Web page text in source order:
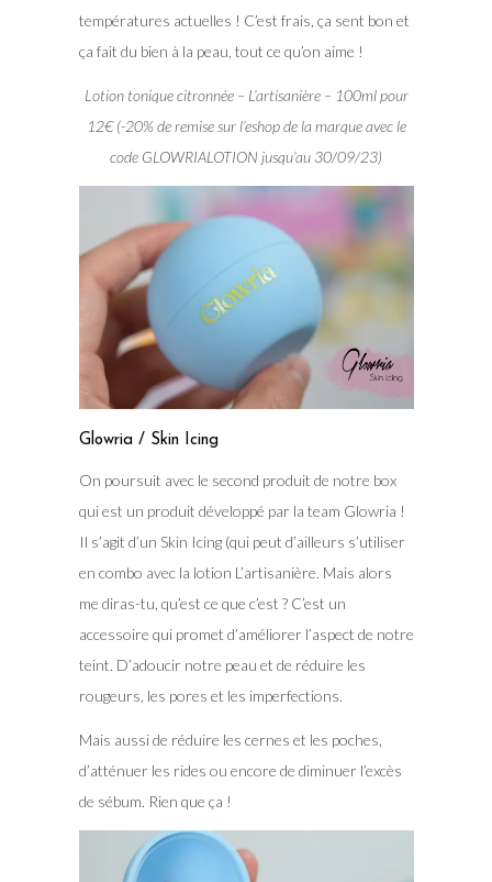
températures actuelles ! C’est frais, ça sent bon et
ça fait du bien à la peau, tout ce qu’on aime !
Lotion tonique citronnée – L’artisanière – 100ml pour
12€ (-20% de remise sur l’eshop de la marque avec le
code GLOWRIALOTION jusqu’au 30/09/23)
Glowria / Skin Icing
On poursuit avec le second produit de notre box
qui est un produit développé par la team Glowria !
Il s’agit d’un Skin Icing (qui peut d’ailleurs s’utiliser
en combo avec la lotion L’artisanière. Mais alors
me diras-tu, qu’est ce que c’est ? C’est un
accessoire qui promet d’améliorer l’aspect de notre
teint. D’adoucir notre peau et de réduire les
rougeurs, les pores et les imperfections.
Mais aussi de réduire les cernes et les poches,
d’atténuer les rides ou encore de diminuer l’excès
de sébum. Rien que ça !